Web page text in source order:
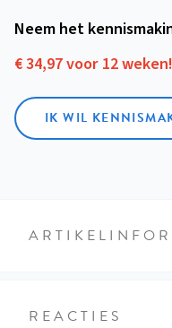
Neem het
€ 34,97 voor 12 weken!
IK WIL
REACTIES